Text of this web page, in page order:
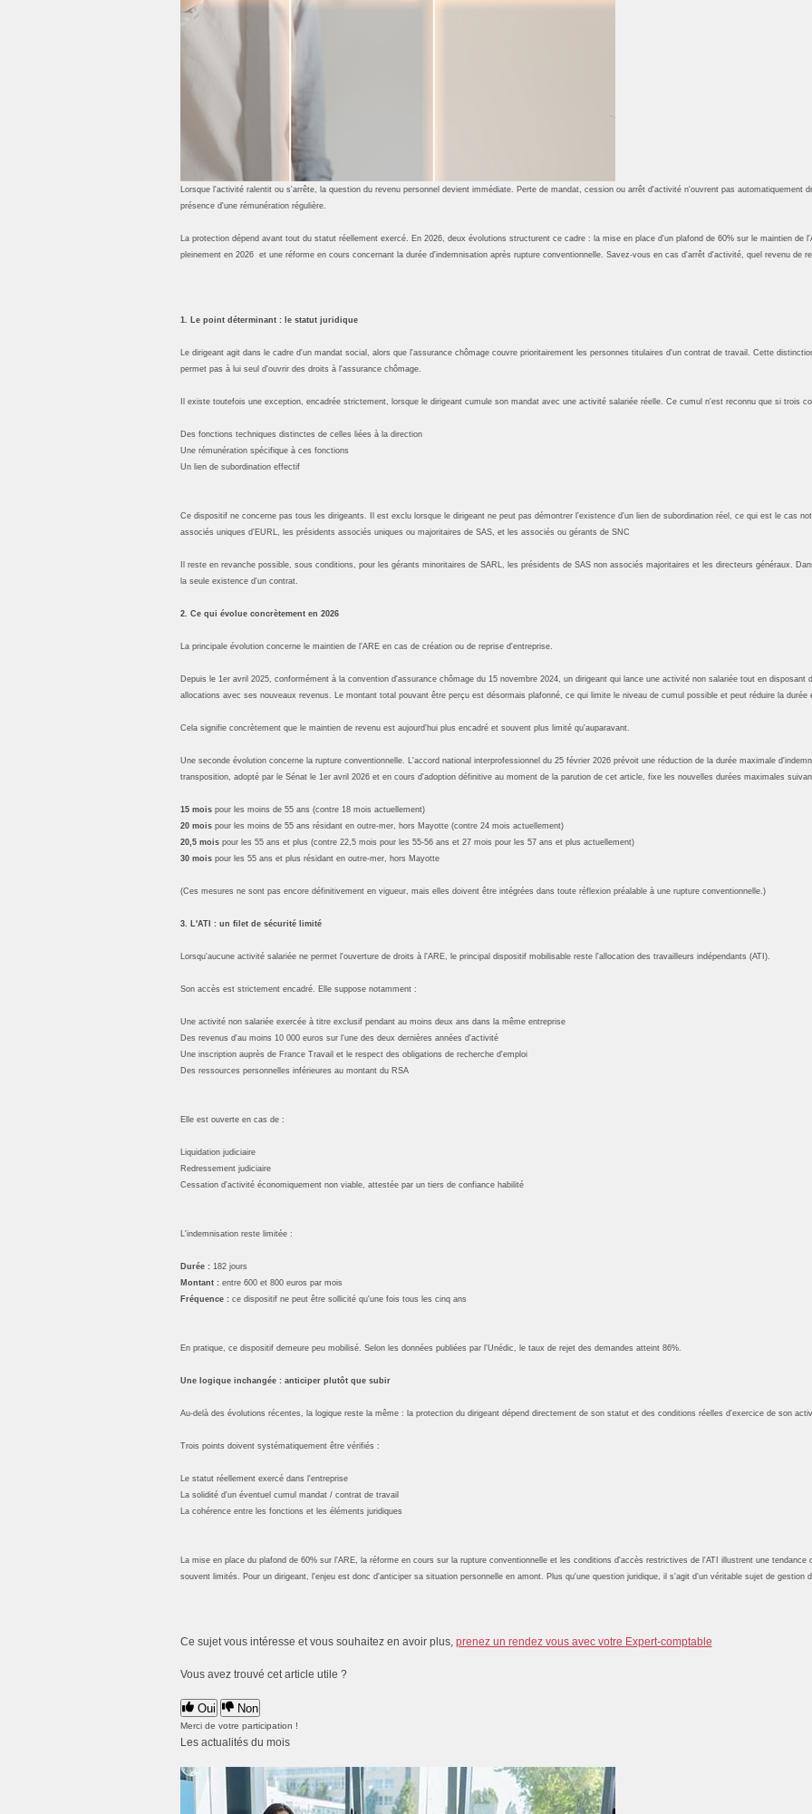
Lorsque l'activité ralentit ou s'arrête, la question du revenu personnel devient immédiate. Perte de mandat, cession ou arrêt d'activité n'ouvrent pas automatiquement
présence d'une rémunération régulière.
La protection dépend avant tout du statut réellement exercé. En 2026, deux évolutions structurent ce cadre : la mise en place d'un plafond de 60% sur le maintien de
pleinement en 2026 et une réforme en cours concernant la durée d'indemnisation après rupture conventionnelle. Savez-vous en cas d'arrêt d'activité, quel revenu de
1. Le point déterminant : le statut juridique
Le dirigeant agit dans le cadre d'un mandat social, alors que l'assurance chômage couvre prioritairement les personnes titulaires d'un contrat de travail. Cette
permet pas à lui seul d'ouvrir des droits à l'assurance chômage.
Il existe toutefois une exception, encadrée strictement, lorsque le dirigeant cumule son mandat avec une activité salariée réelle. Ce cumul n'est reconnu que si trois
Des fonctions techniques distinctes de celles liées à la direction
Une rémunération spécifique à ces fonctions
Un lien de subordination effectif
Ce dispositif ne concerne pas tous les dirigeants. Il est exclu lorsque le dirigeant ne peut pas démontrer l'existence d'un lien de subordination réel, ce qui est le cas
associés uniques d'EURL, les présidents associés uniques ou majoritaires de SAS, et les associés ou gérants de SNC
Il reste en revanche possible, sous conditions, pour les gérants minoritaires de SARL, les présidents de SAS non associés majoritaires et les directeurs généraux.
la seule existence d'un contrat.
2. Ce qui évolue concrètement en 2026
La principale évolution concerne le maintien de l'ARE en cas de création ou de reprise d'entreprise.
Depuis le 1er avril 2025, conformément à la convention d'assurance chômage du 15 novembre 2024, un dirigeant qui lance une activité non salariée tout en
allocations avec ses nouveaux revenus. Le montant total pouvant être perçu est désormais plafonné, ce qui limite le niveau de cumul possible et peut réduire la durée
Cela signifie concrètement que le maintien de revenu est aujourd'hui plus encadré et souvent plus limité qu'auparavant.
Une seconde évolution concerne la rupture conventionnelle. L'accord national interprofessionnel du 25 février 2026 prévoit une réduction de la durée maximale
transposition, adopté par le Sénat le 1er avril 2026 et en cours d'adoption définitive au moment de la parution de cet article, fixe les nouvelles durées maximales
15 moispour les moins de 55 ans (contre 18 mois actuellement)
20 moispour les moins de 55 ans résidant en outre-mer, hors Mayotte (contre 24 mois actuellement)
20,5 moispour les 55 ans et plus (contre 22,5 mois pour les 55-56 ans et 27 mois pour les 57 ans et plus actuellement)
30 moispour les 55 ans et plus résidant en outre-mer, hors Mayotte
(Ces mesures ne sont pas encore définitivement en vigueur, mais elles doivent être intégrées dans toute réflexion préalable à une rupture conventionnelle.)
3. L'ATI : un filet de sécurité limité
Lorsqu'aucune activité salariée ne permet l'ouverture de droits à l'ARE, le principal dispositif mobilisable reste l'allocation des travailleurs indépendants (ATI).
Son accès est strictement encadré. Elle suppose notamment :
Une activité non salariée exercée à titre exclusif pendant au moins deux ans dans la même entreprise
Des revenus d'au moins 10 000 euros sur l'une des deux dernières années d'activité
Une inscription auprès de France Travail et le respect des obligations de recherche d'emploi
Des ressources personnelles inférieures au montant du RSA
Elle est ouverte en cas de :
Liquidation judiciaire
Redressement judiciaire
Cessation d'activité économiquement non viable, attestée par un tiers de confiance habilité
L'indemnisation reste limitée :
Durée : 182 jours
Montant : entre 600 et 800 euros par mois
Fréquence : ce dispositif ne peut être sollicité qu'une fois tous les cinq ans
En pratique, ce dispositif demeure peu mobilisé. Selon les données publiées par l'Unédic, le taux de rejet des demandes atteint 86%.
Une logique inchangée : anticiper plutôt que subir
Au-delà des évolutions récentes, la logique reste la même : la protection du dirigeant dépend directement de son statut et des conditions réelles d'exercice de son
Trois points doivent systématiquement être vérifiés :
Le statut réellement exercé dans l'entreprise
La solidité d'un éventuel cumul mandat / contrat de travail
La cohérence entre les fonctions et les éléments juridiques
La mise en place du plafond de 60% sur l'ARE, la réforme en cours sur la rupture conventionnelle et les conditions d'accès restrictives de l'ATI illustrent une
souvent limités. Pour un dirigeant, l'enjeu est donc d'anticiper sa situation personnelle en amont. Plus qu'une question juridique, il s'agit d'un véritable sujet de gestion
Ce sujet vous intéresse et vous souhaitez en avoir plus, prenez un rendez vous avec votre Expert-comptable
Vous avez trouvé cet article utile ?
Oui Non
Merci de votre participation !
Les actualités du mois